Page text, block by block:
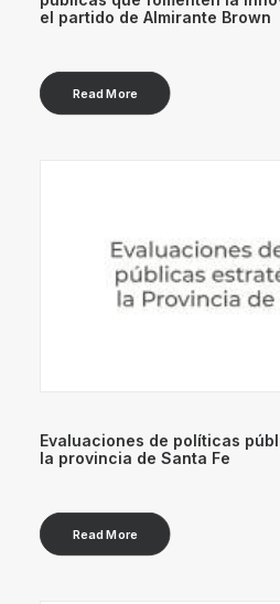
el partido de Almirante Brown
Read More
Evaluaciones de políticas
la provincia de Santa Fe
Read More